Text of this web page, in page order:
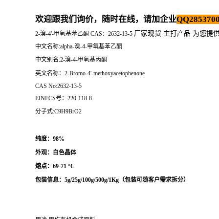
欢迎跟我们询价，随时在线，请加企业
2-溴-4'-甲氧基苯乙酮 CAS：2632-13-5 厂家现货 主打产品 为您提
中文名称:alpha-溴-4-甲氧基苯乙酮
中文别名:2-溴-4-甲氧基丙酮
英文名称：2-Bromo-4'-methoxyacetophenone
CAS No:2632-13-5
EINECS号：220-118-8
分子式:C9H9BrO2
纯度：98%
外观：白色晶体
熔点： 69-71 °C
包装信息：5g/25g/100g/500g/1Kg（包装可随客户需求拆分）